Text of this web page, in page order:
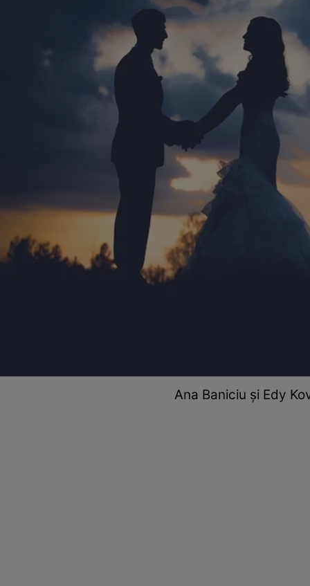
Ana Baniciu și Edy